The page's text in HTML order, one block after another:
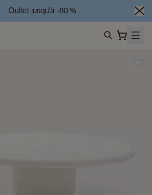
Outlet jusqu'à -80 %